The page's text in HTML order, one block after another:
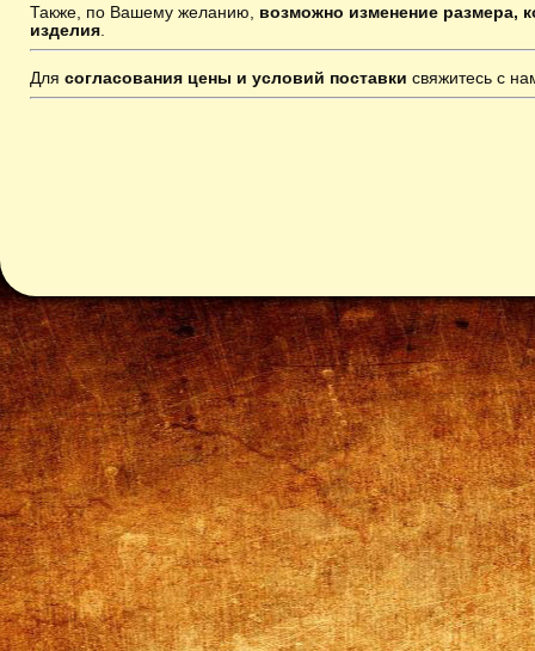
Также, по Вашему желанию, возможно изменение размера,
изделия
Для согласования цены и условий поставки свяжитесь с